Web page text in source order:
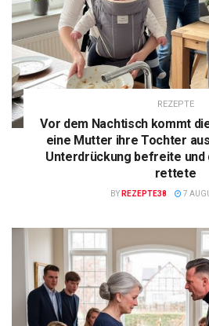
REZEPTE
Vor dem Nachtisch kommt
eine Mutter ihre Tochter
Unterdrückung befreite und
rettete
BY REZEPTE38 7